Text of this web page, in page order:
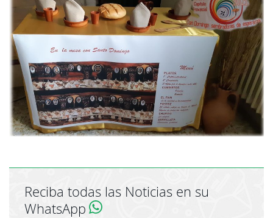
Reciba todas las Noticias en su
WhatsApp